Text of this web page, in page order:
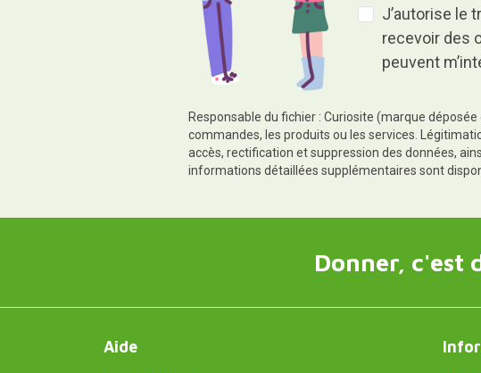
J’autorise le
recevoir des
peuvent
Responsable du fichier : Curiosite (marque
commandes, les produits ou les services.
accès, rectification et suppression des données,
informations détaillées supplémentaires sont
Donner, c'est
Aide